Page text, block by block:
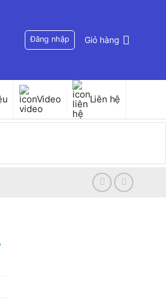
Đăng nhập Giỏ hàng
Video Liên hệ